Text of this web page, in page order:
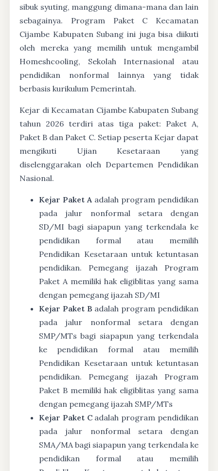
sibuk syuting, manggung dimana-mana dan lain
sebagainya. Program Paket C Kecamatan
Cijambe Kabupaten Subang ini juga bisa diikuti
oleh mereka yang memilih untuk mengambil
Homeshcooling, Sekolah Internasional atau
pendidikan nonformal lainnya yang tidak
berbasis kurikulum Pemerintah.
Kejar di Kecamatan Cijambe Kabupaten Subang
tahun 2026 terdiri atas tiga paket: Paket A,
Paket B dan Paket C. Setiap peserta Kejar dapat
mengikuti Ujian Kesetaraan yang
diselenggarakan oleh Departemen Pendidikan
Nasional.
Kejar Paket A adalah program pendidikan
pada jalur nonformal setara dengan
SD/MI bagi siapapun yang terkendala ke
pendidikan formal atau memilih
Pendidikan Kesetaraan untuk ketuntasan
pendidikan. Pemegang ijazah Program
Paket A memiliki hak eligiblitas yang sama
dengan pemegang ijazah SD/MI
Kejar Paket B adalah program pendidikan
pada jalur nonformal setara dengan
SMP/MTs bagi siapapun yang terkendala
ke pendidikan formal atau memilih
Pendidikan Kesetaraan untuk ketuntasan
pendidikan. Pemegang ijazah Program
Paket B memiliki hak eligiblitas yang sama
dengan pemegang ijazah SMP/MTs
Kejar Paket Cadalah program pendidikan
pada jalur nonformal setara dengan
SMA/MA bagi siapapun yang terkendala ke
pendidikan formal atau memilih